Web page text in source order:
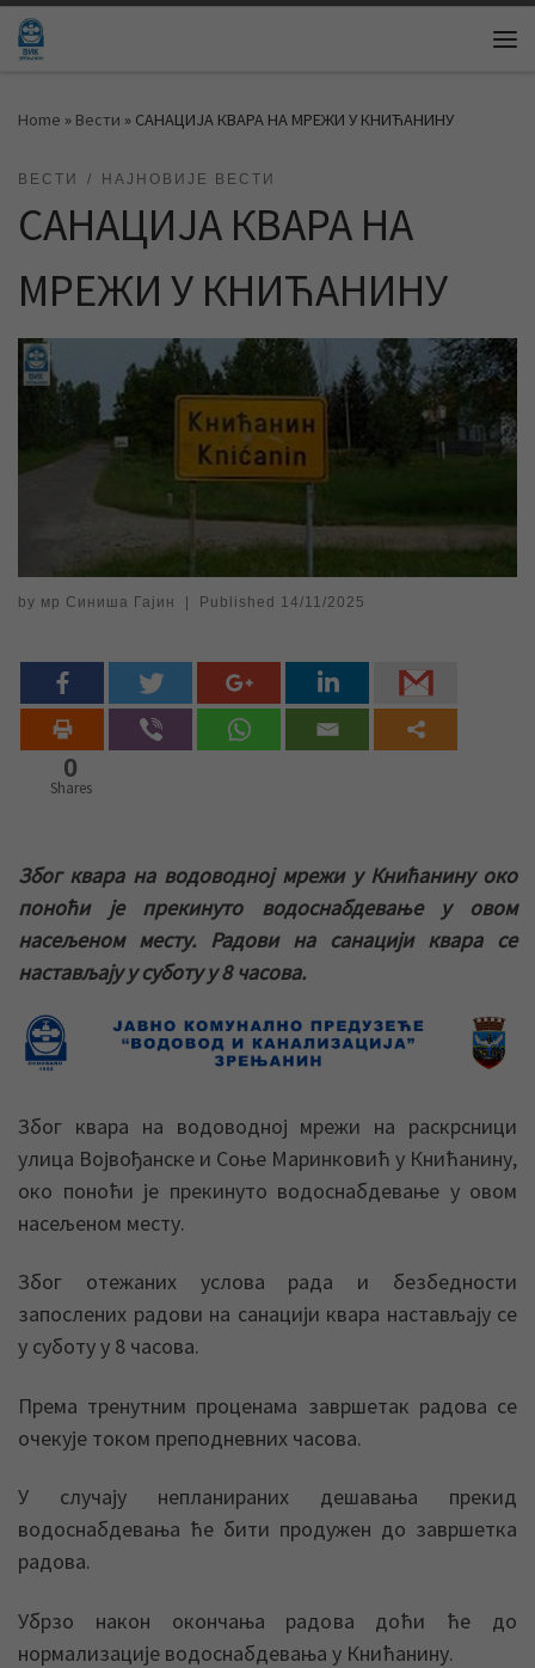
Skip to content
Home » Вести » САНАЦИЈА КВАРА НА МРЕЖИ У КНИЋАНИНУ
ВЕСТИ НАЈНОВИЈЕ ВЕСТИ
САНАЦИЈА КВАРА НА
МРЕЖИ У КНИЋАНИНУ
by мр Синиша Гајин Published 14/11/2025
0
Shares
Због квара на водоводној мрежи у Книћанину око
поноћи је прекинуто водоснабдевање у овом
насељеном месту. Радови на санацији квара се
настављају у суботу у 8 часова.
Због квара на водоводној мрежи на раскрсници
улица Војвођанске и Соње Маринковић у Книћанину,
око поноћи је прекинуто водоснабдевање у овом
насељеном месту.
Због отежаних услова рада и безбедности
запослених радови на санацији квара настављају се
у суботу у 8 часова.
Према тренутним проценама завршетак радова се
очекује током преподневних часова.
У случају непланираних дешавања прекид
водоснабдевања ће бити продужен до завршетка
радова.
Убрзо након окончања радова доћи ће до
нормализације водоснабдевања у Книћанину.